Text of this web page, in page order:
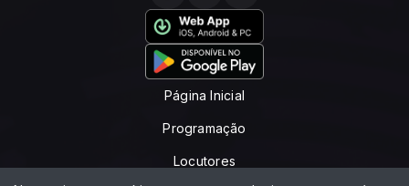
Página Inicial
Programação
Locutores